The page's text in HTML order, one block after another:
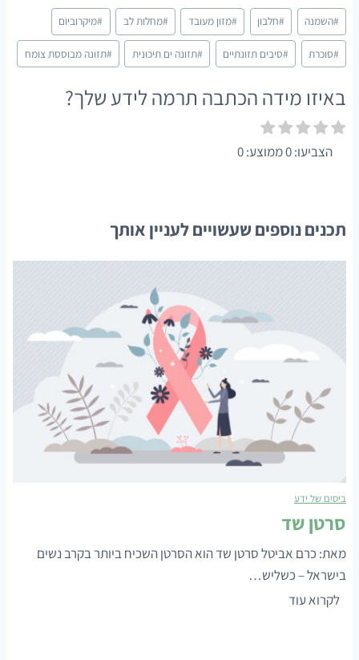
Post
Tags:
#השמנה #חלבון #מזון מעובד #מחלות לב #מיקרוביום
#סוכרת #סיבים תזונתיים #תזונה ים תיכונית #תזונה מבוססת צומח
באיזו מידה הכתבה תרמה לידע שלך?
הצביעו:0ממוצע:0
תכנים נוספים שעשויים לעניין אותך
ביסים של ידע
סרטן שד
מאת: כרם אביטל סרטן שד הוא הסרטן השכיח ביותר בקרב נשים
בישראל – כשליש…
לקרוא עוד